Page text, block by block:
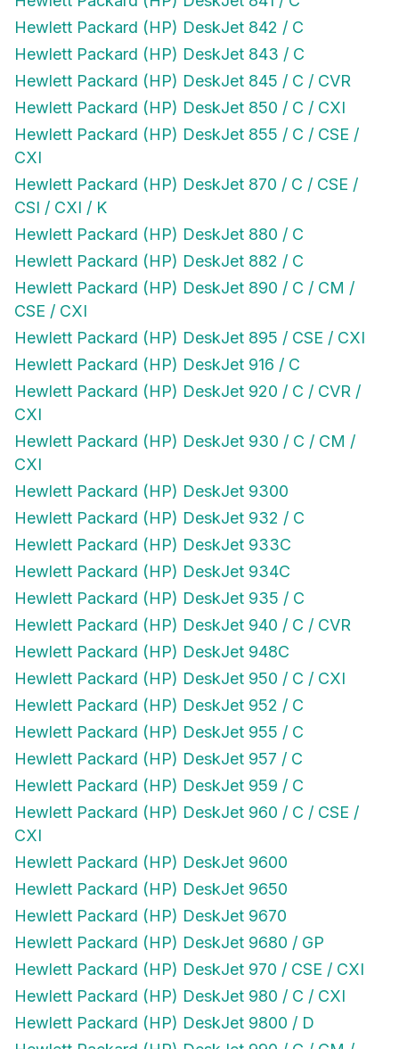
Hewlett Packard (HP) DeskJet 842 / C
Hewlett Packard (HP) DeskJet 843 / C
Hewlett Packard (HP) DeskJet 845 / C / CVR
Hewlett Packard (HP) DeskJet 850 / C / CXI
Hewlett Packard (HP) DeskJet 855 / C / CSE /
Hewlett Packard (HP) DeskJet 870 / C / CSE /
CSI / CXI / K
Hewlett Packard (HP) DeskJet 880 / C
Hewlett Packard (HP) DeskJet 882 / C
Hewlett Packard (HP) DeskJet 890 / C / CM /
CSE / CXI
Hewlett Packard (HP) DeskJet 895 / CSE / CXI
Hewlett Packard (HP) DeskJet 916 / C
Hewlett Packard (HP) DeskJet 920 / C / CVR /
Hewlett Packard (HP) DeskJet 930 / C / CM /
Hewlett Packard (HP) DeskJet 9300
Hewlett Packard (HP) DeskJet 932 / C
Hewlett Packard (HP) DeskJet 933C
Hewlett Packard (HP) DeskJet 934C
Hewlett Packard (HP) DeskJet 935 / C
Hewlett Packard (HP) DeskJet 940 / C / CVR
Hewlett Packard (HP) DeskJet 948C
Hewlett Packard (HP) DeskJet 950 / C / CXI
Hewlett Packard (HP) DeskJet 952 / C
Hewlett Packard (HP) DeskJet 955 / C
Hewlett Packard (HP) DeskJet 957 / C
Hewlett Packard (HP) DeskJet 959 / C
Hewlett Packard (HP) DeskJet 960 / C / CSE /
Hewlett Packard (HP) DeskJet 9600
Hewlett Packard (HP) DeskJet 9650
Hewlett Packard (HP) DeskJet 9670
Hewlett Packard (HP) DeskJet 9680 / GP
Hewlett Packard (HP) DeskJet 970 / CSE / CXI
Hewlett Packard (HP) DeskJet 980 / C / CXI
Hewlett Packard (HP) DeskJet 9800 / D
Hewlett Packard (HP) DeskJet 990 / C / CM /